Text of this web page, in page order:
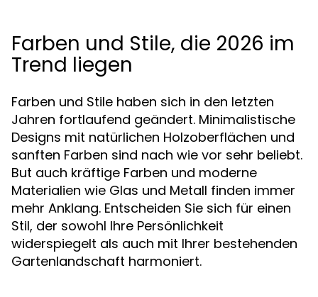
Farben und Stile, die 2026 im
Trend liegen
Farben und Stile haben sich in den letzten
Jahren fortlaufend geändert. Minimalistische
Designs mit natürlichen Holzoberflächen und
sanften Farben sind nach wie vor sehr beliebt.
But auch kräftige Farben und moderne
Materialien wie Glas und Metall finden immer
mehr Anklang. Entscheiden Sie sich für einen
Stil, der sowohl Ihre Persönlichkeit
widerspiegelt als auch mit Ihrer bestehenden
Gartenlandschaft harmoniert.